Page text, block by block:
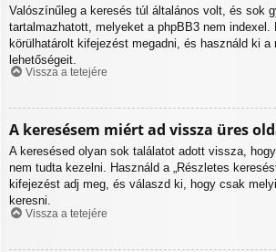
Valószínűleg a keresés túl általános volt, és sok
tartalmazhatott, melyeket a phpBB3 nem indexel.
körülhatárolt kifejezést megadni, és használd ki a
lehetőségeit.
Vissza a tetejére
A keresésem miért ad vissza üres
A keresésed olyan sok találatot adott vissza,
nem tudta kezelni. Használd a „Részletes
kifejezést adj meg, és válaszd ki, hogy csak
keresni.
Vissza a tetejére